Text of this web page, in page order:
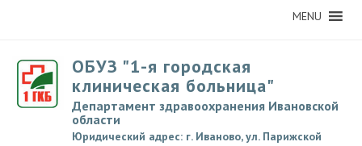
MENU
ОБУЗ "1-я городская
клиническая больница"
Департамент здравоохранения Ивановской
области
Юридический адрес: г. Иваново, ул. Парижской